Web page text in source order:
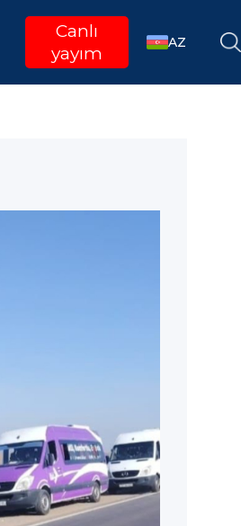
Canlı
yayım
AZ